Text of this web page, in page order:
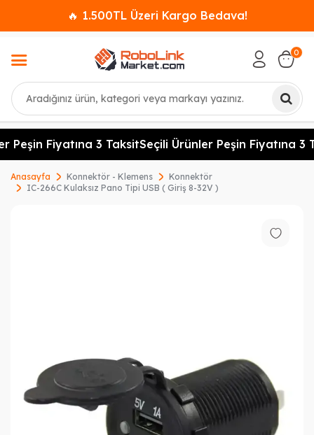
🔥 1.500TL Üzeri Kargo Bedava!
Ara
0
Peşin Fiyatına 3 TaksitSeçili Ürünler Peşin Fiyatına 3
Anasayfa Konnektör - Klemens
Konnektör
IC-266C Kulaksız Pano Tipi USB ( Giriş 8-32V )